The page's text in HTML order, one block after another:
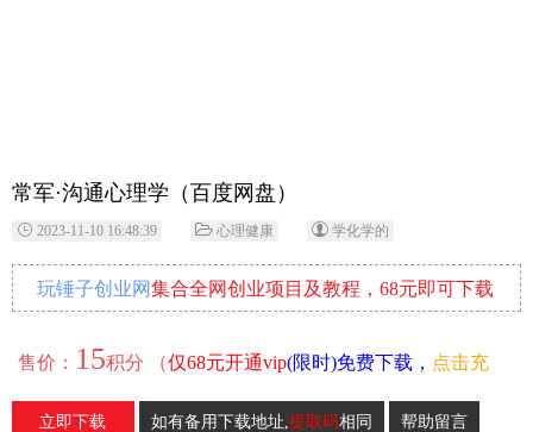
常军·沟通心理学（百度网盘）
2023-11-10 16:48:39 心理健康 学化学的
玩锤子创业网集合全网创业项目及教程，68元即可下载
售价： 15积分 （仅68元开通vip(限时)免费下载， 点击充
）
立即下载 如有备用下载地址,提取码相同 帮助留言